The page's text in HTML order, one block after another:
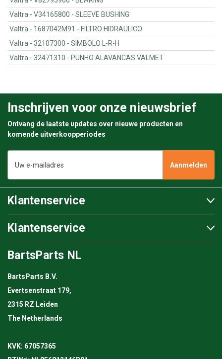
Valtra - V34165800 - SLEEVE BUSHING
Valtra - 1687042M91 - FILTRO HIDRAULICO
Valtra - 32107300 - SIMBOLO L-R-H
Valtra - 32471310 - PUNHO ALAVANCAS VALMET
Inschrijven voor onze nieuwsbrief
Ontvang de laatste updates over nieuwe producten en
komende uitverkoopperiodes
mailadres
Klantenservice
Klantenservice
BartsParts NL
BartsParts B.V.
Evertsenstraat 179,
2315 RZ Leiden
The Netherlands
KVK: 67057365